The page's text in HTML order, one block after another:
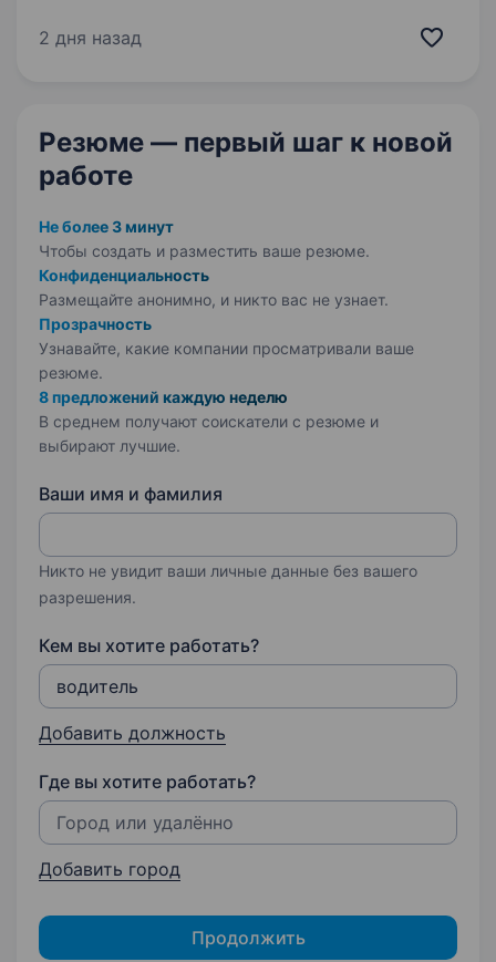
водій на авто. Автопарк «G CAR» шукає водія
2 дня назад
Резюме — первый шаг к новой
работе
Не более 3 минут
Чтобы создать и разместить ваше резюме.
Конфиденциальность
Размещайте анонимно, и никто вас не узнает.
Прозрачность
Узнавайте, какие компании просматривали ваше
резюме.
8 предложений каждую неделю
В среднем получают соискатели с резюме и
выбирают лучшие.
Ваши имя и фамилия
Никто не увидит ваши личные данные без вашего
разрешения.
Кем вы хотите работать?
Добавить должность
Где вы хотите работать?
Добавить город
Продолжить